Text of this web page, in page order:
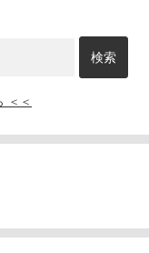
＜＜